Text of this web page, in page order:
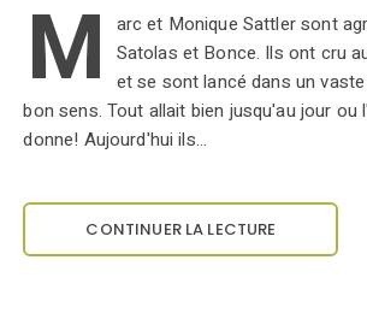
M
arc et Monique Sattler sont
Satolas et Bonce. Ils ont cru
et se sont lancé dans un
bon sens. Tout allait bien jusqu'au jour ou
donne! Aujourd'hui ils…
CONTINUER LA LECTURE